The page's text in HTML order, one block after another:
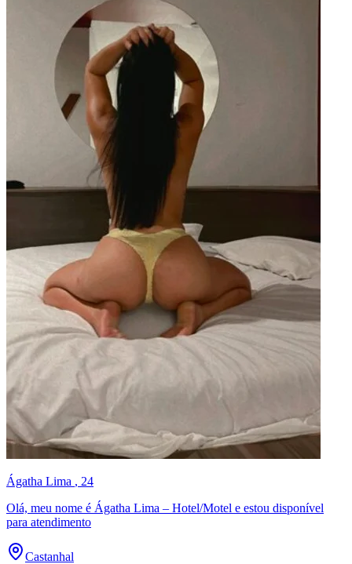
Ágatha Lima , 24
Olá, meu nome é Ágatha Lima – Hotel/Motel e estou disponível
para atendimento
Castanhal